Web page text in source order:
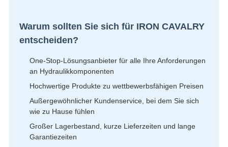
Warum sollten Sie sich für IRON CAVALRY
entscheiden?
One-Stop-Lösungsanbieter für alle Ihre Anforderungen
an Hydraulikkomponenten
Hochwertige Produkte zu wettbewerbsfähigen Preisen
Außergewöhnlicher Kundenservice, bei dem Sie sich
wie zu Hause fühlen
Großer Lagerbestand, kurze Lieferzeiten und lange
Garantiezeiten